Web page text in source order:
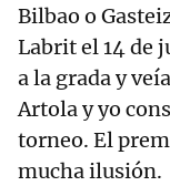
Bilbao o
Labrit el 14 de
a la grada y
Artola y yo
torneo. El
mucha ilusión.